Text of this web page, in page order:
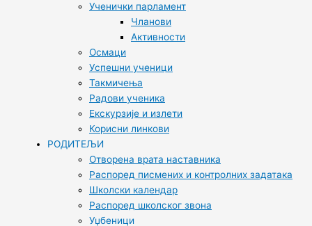
Ученички парламент
Чланови
Активности
Осмаци
Успешни ученици
Такмичења
Радови ученика
Екскурзије и излети
Корисни линкови
РОДИТЕЉИ
Отворена врата наставника
Распоред писмених и контролних задатака
Школски календар
Распоред школског звона
Уџбеници